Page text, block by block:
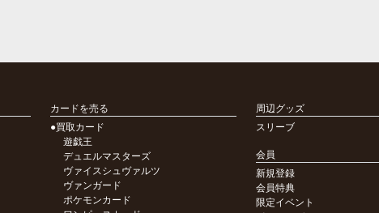
カードを売る
●買取カード
遊戯王
デュエルマスターズ
ヴァイスシュヴァルツ
ヴァンガード
ポケモンカード
周辺グッズ
スリーブ
会員
新規登録
会員特典
限定イベント